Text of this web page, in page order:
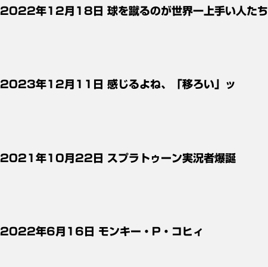
2022年12月18日 球を蹴るのが世界一上手い人たち
2023年12月11日 感じるよね、「移ろい」ッ
2021年10月22日 スプラトゥーン実況者爆誕
2022年6月16日 モンキー・P・コヒィ